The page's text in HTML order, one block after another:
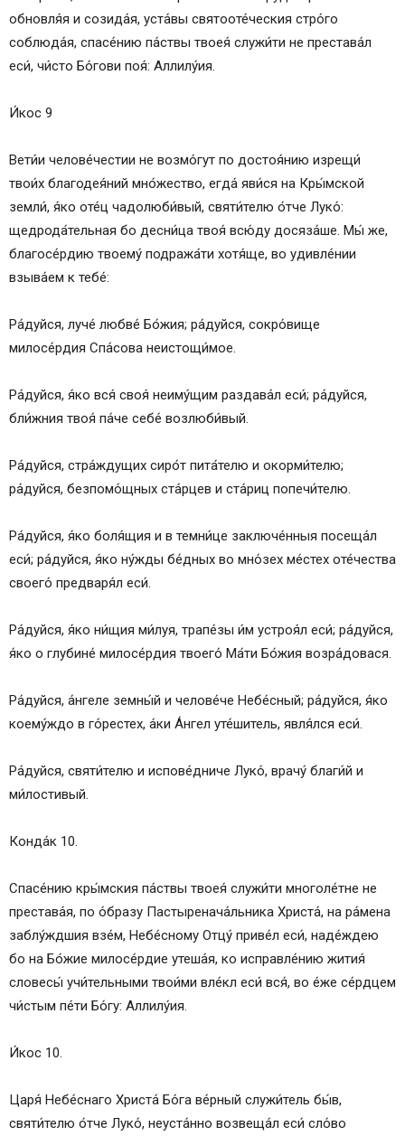
обновля́я и созида́я, уста́вы святооте́ческия стро́го
соблюда́я, спасе́нию па́ствы твоея́ служи́ти не престава́л
еси́, чи́сто Бо́гови поя́: Аллилу́ия.
И́кос 9
Вети́и челове́честии не возмо́гут по достоя́нию изрещи́
твои́х благодея́ний мно́жество, егда́ яви́ся на Кры́мской
земли́, я́ко оте́ц чадолюби́вый, святи́телю о́тче Луко́:
щедрода́тельная бо десни́ца твоя́ всю́ду досяза́ше. Мы́ же,
благосе́рдию твоему́ подража́ти хотя́ще, во удивле́нии
взыва́ем к тебе́:
Ра́дуйся, луче́ любве́ Бо́жия; ра́дуйся, сокро́вище
милосе́рдия Спа́сова неистощи́мое.
Ра́дуйся, я́ко вся́ своя́ неиму́щим раздава́л еси́; ра́дуйся,
бли́жния твоя́ па́че себе́ возлюби́вый.
Ра́дуйся, стра́ждущих сиро́т пита́телю и окорми́телю;
ра́дуйся, безпомо́щных ста́рцев и ста́риц попечи́телю.
Ра́дуйся, я́ко боля́щия и в темни́це заключе́нныя посеща́л
еси́; ра́дуйся, я́ко ну́жды бе́дных во мно́зех ме́стех оте́чества
своего́ предваря́л еси́.
Ра́дуйся, я́ко ни́щия ми́луя, трапе́зы и́м устроя́л еси́; ра́дуйся,
я́ко о глубине́ милосе́рдия твоего́ Ма́ти Бо́жия возра́довася.
Ра́дуйся, а́нгеле земны́й и челове́че Небе́сный; ра́дуйся, я́ко
коему́ждо в го́рестех, а́ки А́нгел уте́шитель, явля́лся еси́.
Ра́дуйся, святи́телю и испове́дниче Луко́, врачу́ благи́й и
ми́лостивый.
Конда́к 10.
Спасе́нию кры́мския па́ствы твоея́ служи́ти многоле́тне не
престава́я, по о́бразу Пастыренача́льника Христа́, на ра́мена
заблу́ждшия взе́м, Небе́сному Отцу́ приве́л еси́, наде́ждею
бо на Бо́жие милосе́рдие утеша́я, ко исправле́нию жития́
словесы́ учи́тельными твои́ми вле́кл еси́ вся́, во е́же се́рдцем
чи́стым пе́ти Бо́гу: Аллилу́ия.
И́кос 10.
Царя́ Небе́снаго Христа́ Бо́га ве́рный служи́тель бы́в,
святи́телю о́тче Луко́, неуста́нно возвеща́л еси́ сло́во